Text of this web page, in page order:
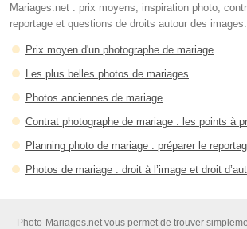
Mariages.net : prix moyens, inspiration photo,
reportage et questions de droits autour des images.
Prix moyen d'un photographe de mariage
Les plus belles photos de mariages
Photos anciennes de mariage
Contrat photographe de mariage : les points à
Planning photo de mariage : préparer le
Photos de mariage : droit à l’image et droit
Photo-Mariages.net vous permet de trouver